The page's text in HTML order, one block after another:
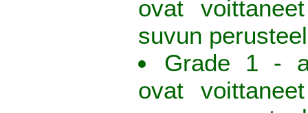
ovat
suvun
Grade 1 -
ovat